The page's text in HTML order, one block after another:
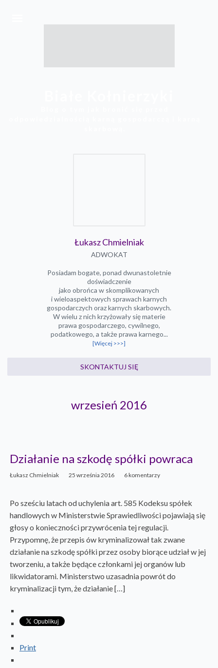
Łukasz Chmielniak
ADWOKAT
Posiadam bogate, ponad dwunastoletnie
doświadczenie
jako obrońca w skomplikowanych
i wieloaspektowych sprawach karnych
gospodarczych oraz karnych skarbowych.
W wielu z nich krzyżowały się materie
prawa gospodarczego, cywilnego,
podatkowego, a także prawa karnego...
[Więcej >>>]
SKONTAKTUJ SIĘ
wrzesień 2016
Działanie na szkodę spółki powraca
Łukasz Chmielniak 25 września 2016 6 komentarzy
Po sześciu latach od uchylenia art. 585 Kodeksu spółek
handlowych w Ministerstwie Sprawiedliwości pojawiają się
głosy o konieczności przywrócenia tej regulacji.
Przypomnę, że przepis ów kryminalizował tak zwane
działanie na szkodę spółki przez osoby biorące udział w jej
tworzeniu, a także będące członkami jej organów lub
likwidatorami. Ministerstwo uzasadnia powrót do
kryminalizacji tym, że działanie […]
Print